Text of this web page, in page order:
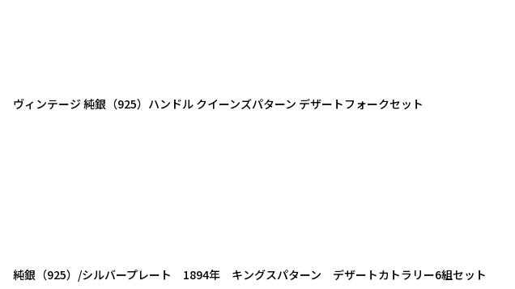
ヴィンテージ 純銀（925）ハンドル クイーンズパターン デザートフォークセット
純銀（925）/シルバープレート 1894年 キングスパターン デザートカトラリー6組セット